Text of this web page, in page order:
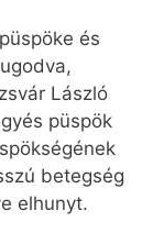
és
László
püspök
betegség
elhunyt.